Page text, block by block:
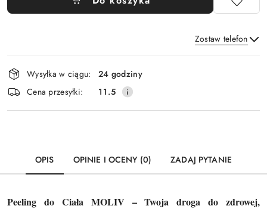
Zostaw telefon
Wyślij
Dostępność
i
dostawa
Wysyłka w ciągu:
24 godziny
Cena przesyłki:
11.5
OPIS OPINIE I OCENY (0) ZADAJ PYTANIE
Peeling do Ciała MOLIV – Twoja droga do zdrowej,